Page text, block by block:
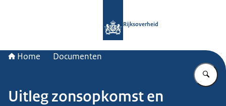
Rijksoverheid
Home Documenten
Uitleg zonsopkomst en